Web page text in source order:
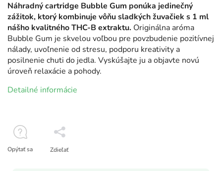
Náhradný cartridge Bubble Gum ponúka jedinečný
zážitok, ktorý kombinuje vôňu sladkých žuvačiek s 1 ml
nášho kvalitného THC-B extraktu. Originálna aróma
Bubble Gum je skvelou voľbou pre povzbudenie pozitívnej
nálady, uvoľnenie od stresu, podporu kreativity a
posilnenie chuti do jedla. Vyskúšajte ju a objavte novú
úroveň relaxácie a pohody.
Detailné informácie
Opýtať sa Zdieľať